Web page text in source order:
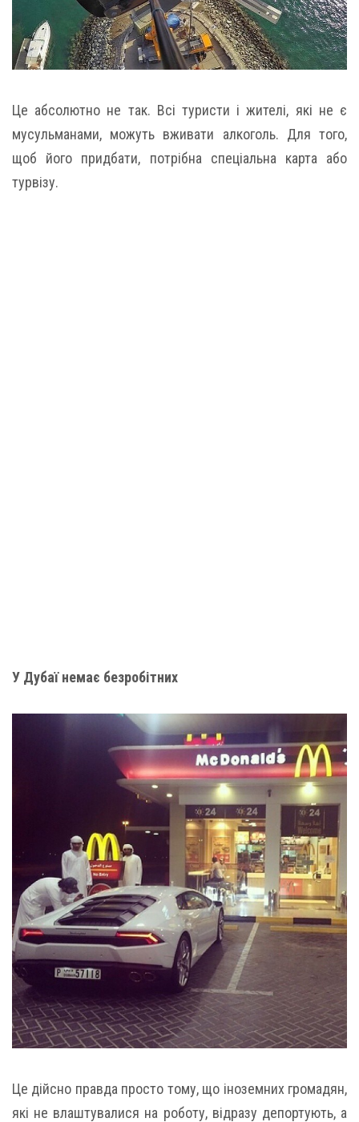
Це абсолютно не так. Всі туристи і жителі, які не є
мусульманами, можуть вживати алкоголь. Для того,
щоб його придбати, потрібна спеціальна карта або
турвізу.
У Дубаї немає безробітних
Це дійсно правда просто тому, що іноземних громадян,
які не влаштувалися на роботу, відразу депортують, а